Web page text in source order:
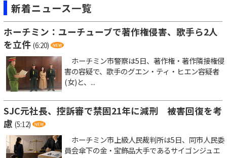
新着ニュース一覧
ホーチミン：ユーチューブで著作権侵害、歌手ら2人
を立件 (6:20)
ホーチミン市警察は5日、著作権・著作隣接権侵
害の容疑で、歌手のグエン・ティ・ヒエン容疑者
(女)と、...
SJC元社長、控訴審で禁固21年に減刑 被害回復を考
慮 (5:12)
ホーチミン市上級人民裁判所は5日、同市人民委
員会傘下の金・宝飾品大手であるサイゴンジュエ